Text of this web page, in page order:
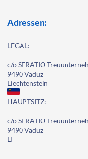
Adressen:
LEGAL:
c/o SERATIO
9490 Vaduz
Liechtenstein
HAUPTSITZ:
c/o SERATIO
9490 Vaduz
LI